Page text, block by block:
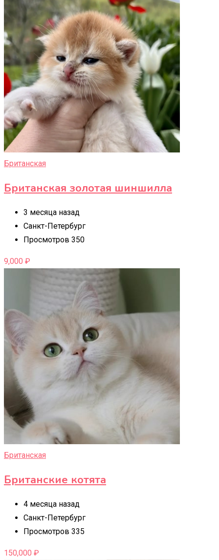
Британская
Британская золотая шиншилла
3 месяца назад
Санкт-Петербург
Просмотров 350
9,000 ₽
Британская
Британские котята
4 месяца назад
Санкт-Петербург
Просмотров 335
150,000 ₽